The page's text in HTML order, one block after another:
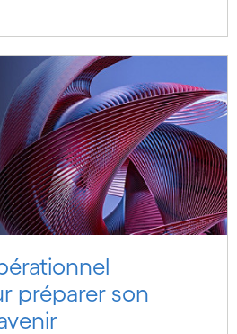
préparer son